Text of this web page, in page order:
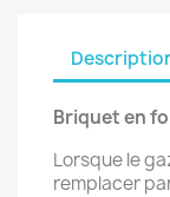
Briquet en
Lorsque le
remplacer